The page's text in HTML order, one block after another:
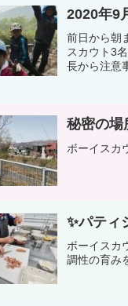
2020年9
前日から朝
スカウト3
長から注意
秘密の場
ボーイスカ
✨パティ
ボーイスカ
調性の育み